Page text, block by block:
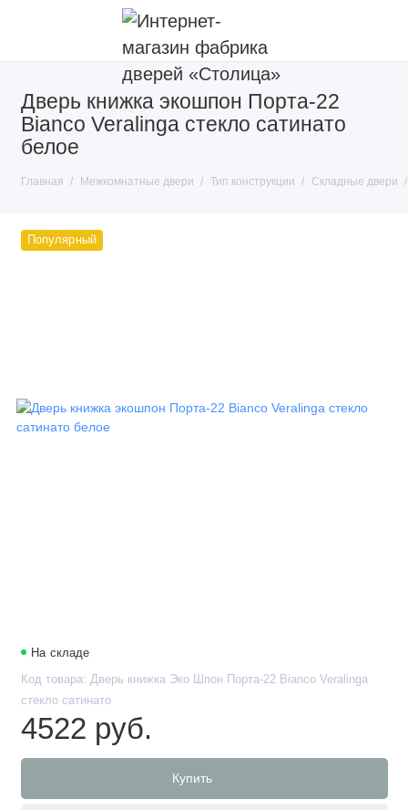
Дверь книжка экошпон Порта-22
Bianco Veralinga стекло сатинато
белое
Главная Межкомнатные двери Тип конструкции Складные двери
Покрытие
Тип конструкции
Производители
Популярный
На складе
Код товара: Дверь книжка Эко Шпон Порта-22 Bianco Veralinga
стекло сатинато
4522 руб.
Купить